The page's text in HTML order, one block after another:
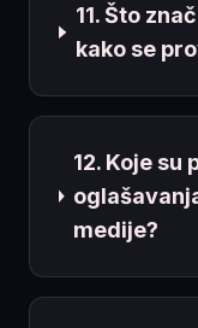
11. Što
kako se
12. Koje
medije?